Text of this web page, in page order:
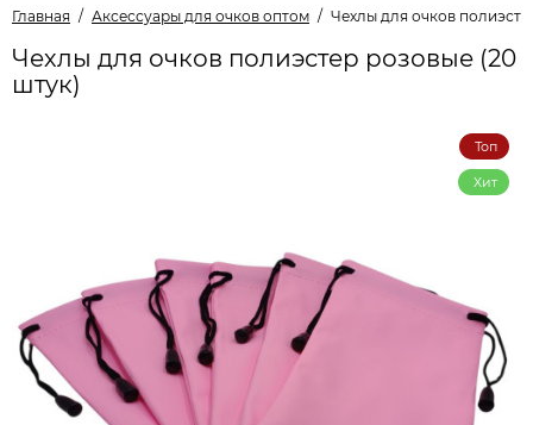
Главная Аксессуары для очков оптом Чехлы для очков
Чехлы для очков полиэстер розовые (20
штук)
Топ
Хит